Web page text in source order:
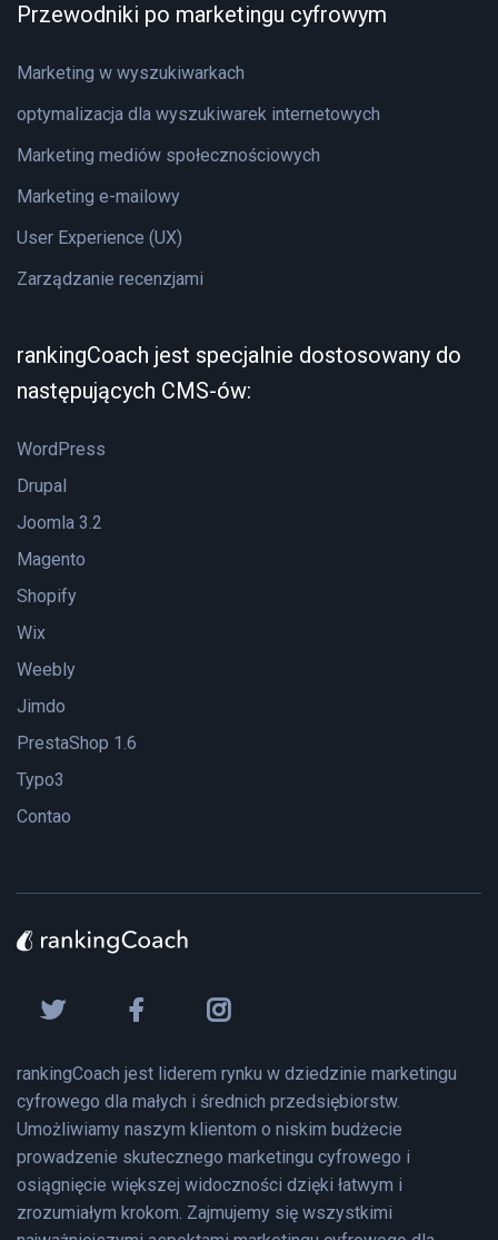
Przewodniki po marketingu cyfrowym
Marketing w wyszukiwarkach
optymalizacja dla wyszukiwarek internetowych
Marketing mediów społecznościowych
Marketing e-mailowy
User Experience (UX)
Zarządzanie recenzjami
rankingCoach jest specjalnie dostosowany do
następujących CMS-ów:
WordPress
Drupal
Joomla 3.2
Magento
Shopify
Wix
Weebly
Jimdo
PrestaShop 1.6
Typo3
Contao
rankingCoach jest liderem rynku w dziedzinie marketingu
cyfrowego dla małych i średnich przedsiębiorstw.
Umożliwiamy naszym klientom o niskim budżecie
prowadzenie skutecznego marketingu cyfrowego i
osiągnięcie większej widoczności dzięki łatwym i
zrozumiałym krokom. Zajmujemy się wszystkimi